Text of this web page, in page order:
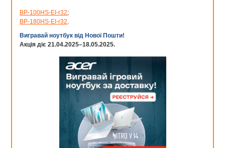
BP-100HS-EI-r32;
BP-180HS-EI-r32.
Вигравай ноутбук від Нової Пошти!
Акція діє 21.04.2025–18.05.2025.